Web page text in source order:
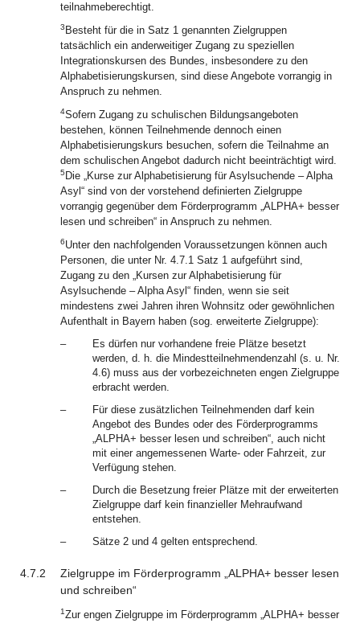
teilnahmeberechtigt.
3 Besteht für die in Satz 1 genannten Zielgruppen
tatsächlich ein anderweitiger Zugang zu speziellen
Integrationskursen des Bundes, insbesondere zu den
Alphabetisierungskursen, sind diese Angebote vorrangig in
Anspruch zu nehmen.
4Sofern Zugang zu schulischen Bildungsangeboten
bestehen, können Teilnehmende dennoch einen
Alphabetisierungskurs besuchen, sofern die Teilnahme an
dem schulischen Angebot dadurch nicht beeinträchtigt wird.
5 Die „Kurse zur Alphabetisierung für Asylsuchende – Alpha
Asyl“ sind von der vorstehend definierten Zielgruppe
vorrangig gegenüber dem Förderprogramm „ALPHA+ besser
lesen und schreiben“ in Anspruch zu nehmen.
6Unter den nachfolgenden Voraussetzungen können auch
Personen, die unter Nr. 4.7.1 Satz 1 aufgeführt sind,
Zugang zu den „Kursen zur Alphabetisierung für
Asylsuchende – Alpha Asyl“ finden, wenn sie seit
mindestens zwei Jahren ihren Wohnsitz oder gewöhnlichen
Aufenthalt in Bayern haben (sog. erweiterte Zielgruppe):
–
Es dürfen nur vorhandene freie Plätze besetzt
werden, d. h. die Mindestteilnehmendenzahl (s. u. Nr.
4.6) muss aus der vorbezeichneten engen Zielgruppe
erbracht werden.
–
Für diese zusätzlichen Teilnehmenden darf kein
Angebot des Bundes oder des Förderprogramms
„ALPHA+ besser lesen und schreiben“, auch nicht
mit einer angemessenen Warte- oder Fahrzeit, zur
Verfügung stehen.
–
Durch die Besetzung freier Plätze mit der erweiterten
Zielgruppe darf kein finanzieller Mehraufwand
entstehen.
–
Sätze 2 und 4 gelten entsprechend.
4.7.2
Zielgruppe im Förderprogramm „ALPHA+ besser lesen
und schreiben“
1Zur engen Zielgruppe im Förderprogramm „ALPHA+ besser